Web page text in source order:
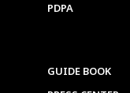
PDPA
GUIDE BOOK